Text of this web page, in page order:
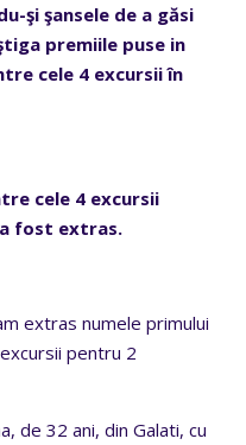
şi şansele de a găsi
premiile puse in
cele 4 excursii în
cele 4 excursii
fost extras.
extras numele primului
pentru 2
de 32 ani, din Galati, cu